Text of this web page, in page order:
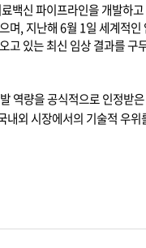
백신 파이프라인을 개발하
며, 지난해6월 1일 세계적인
고 있는 최신 임상 결과를 구
역량을 공식적으로 인정받
내외 시장에서의 기술적 우